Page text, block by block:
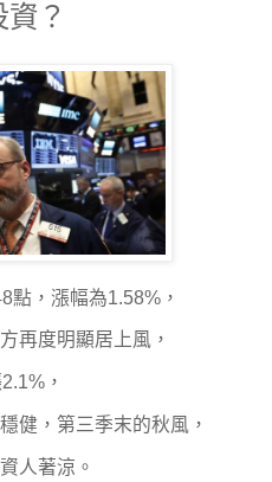
？
點，漲幅為1.58%，
再度明顯居上風，
，
健，第三季末的秋風，
人著涼。